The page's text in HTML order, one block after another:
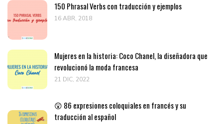
150 Phrasal Verbs con traducción y ejemplos
16 ABR, 2018
Mujeres en la historia: Coco Chanel, la diseñadora que
revolucionó la moda francesa
21 DIC, 2022
😲 86 expresiones coloquiales en francés y su
traducción al español